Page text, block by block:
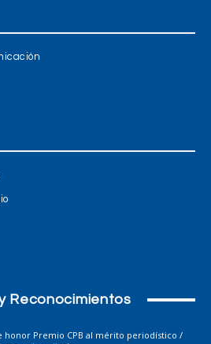
Reconocimientos
honor Premio CPB al mérito periodístico /